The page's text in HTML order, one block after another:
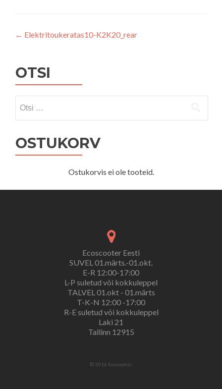
Navigeerimine
← Elektritoukeratas10-K2K20_rear
OTSI
OSTUKORV
Ostukorvis ei ole tooteid.
Ecoscooter Eesti
SUVEL 01.märts.-01.okt.
E-R 12:00-17:00
L-P suletud või kokkuleppel
TALVEL 01.okt - 01.märts
T-K-N 12:00 -17:00
R-E suletud või kokkuleppel
Laki 21
Tallinn 12915
© 2016 Ecoscooter.